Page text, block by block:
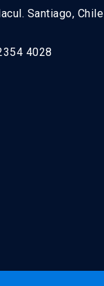
Santiago, Chile
4028